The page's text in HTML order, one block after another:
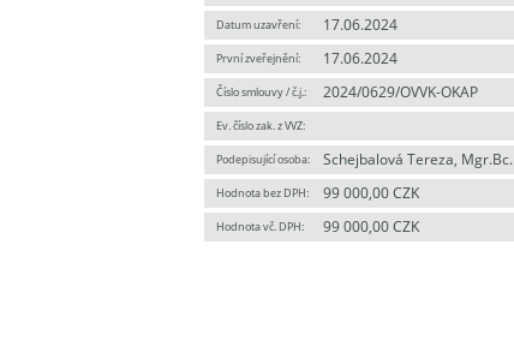
Datum uzavření: 17.06.2024
První zveřejnění: 17.06.2024
Číslo smlouvy / č.j.: 2024/0629/OVVK-OKAP
Ev. číslo zak. z VVZ:
Podepisující osoba: Schejbalová Tereza, Mgr.Bc.
Hodnota bez DPH: 99 000,00 CZK
Hodnota vč. DPH: 99 000,00 CZK